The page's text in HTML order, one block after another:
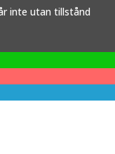
inte utan tillstånd